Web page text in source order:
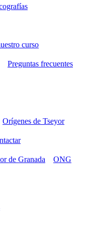
curso
Preguntas frecuentes
Orígenes de Tseyor
de Granada
ONG